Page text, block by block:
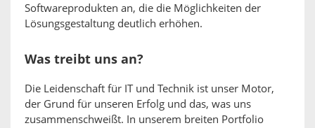
Softwareprodukten an, die die Möglichkeiten der
Lösungsgestaltung deutlich erhöhen.
Was treibt uns an?
Die Leidenschaft für IT und Technik ist unser Motor,
der Grund für unseren Erfolg und das, was uns
zusammenschweißt. In unserem breiten Portfolio